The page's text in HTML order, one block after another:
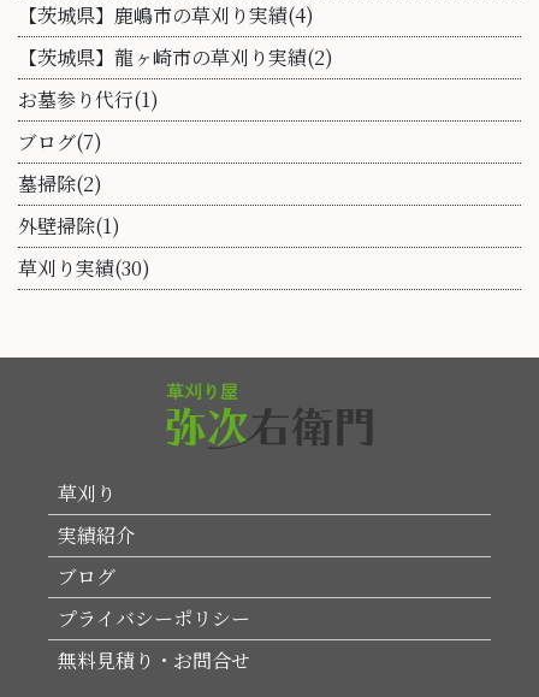
【茨城県】鹿嶋市の草刈り実績(4)
【茨城県】龍ヶ崎市の草刈り実績(2)
お墓参り代行(1)
ブログ(7)
墓掃除(2)
外壁掃除(1)
草刈り実績(30)
草刈り
実績紹介
ブログ
プライバシーポリシー
無料見積り・お問合せ